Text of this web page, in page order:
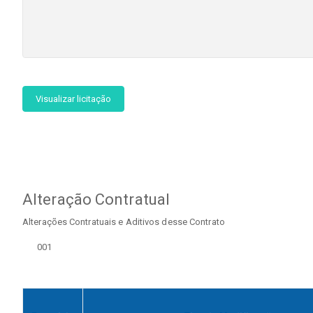
Visualizar licitação
Alteração Contratual
Alterações Contratuais e Aditivos desse Contrato
001